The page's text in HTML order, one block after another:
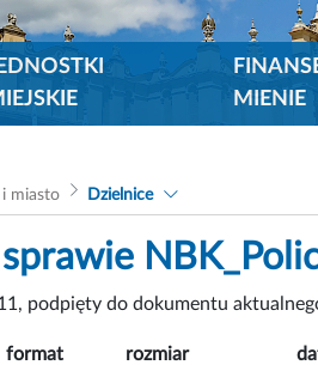
FINANSE
MIENIE
i miasto Dzielnice
podpięty do dokumentu
format rozmiar